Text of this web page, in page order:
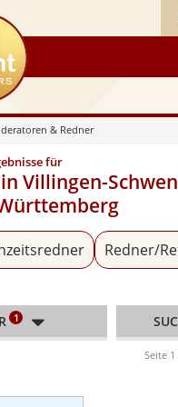
& Redner
für
Villingen-
zu «Alle Künstler»Redner/
1
Seite